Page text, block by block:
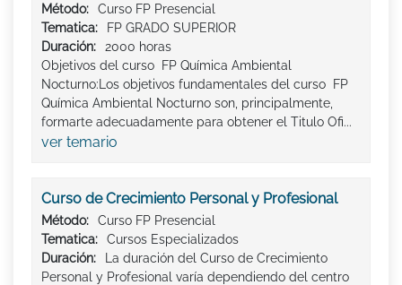
Método:
Curso FP Presencial
Tematica:
FP GRADO SUPERIOR
Duración:
2000 horas
Objetivos del curso FP Química Ambiental
Nocturno:Los objetivos fundamentales del curso FP
Química Ambiental Nocturno son, principalmente,
formarte adecuadamente para obtener el Titulo Ofi...
ver temario
Curso de Crecimiento Personal y Profesional
Método:
Curso FP Presencial
Tematica:
Cursos Especializados
Duración:
La duración del Curso de Crecimiento
Personal y Profesional varía dependiendo del centro